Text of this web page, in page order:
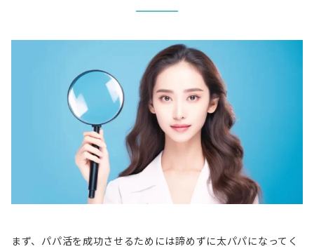
まず、パパ活を成功させるためには諦めずに太パパになってく